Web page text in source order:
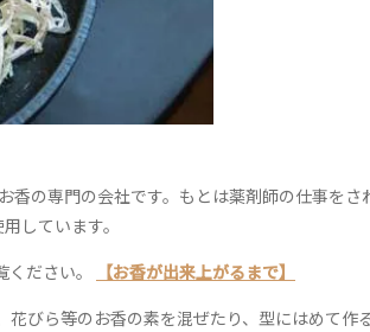
の専門の会社です。もとは薬剤師の仕事をさ
しています。
ださい。
【お香が出来上がるまで】
びら等のお香の素を混ぜたり、型にはめて作